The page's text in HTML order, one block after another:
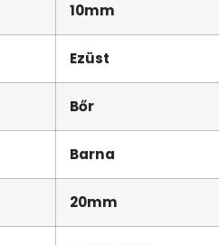
10mm
Ezüst
Bőr
Barna
20mm